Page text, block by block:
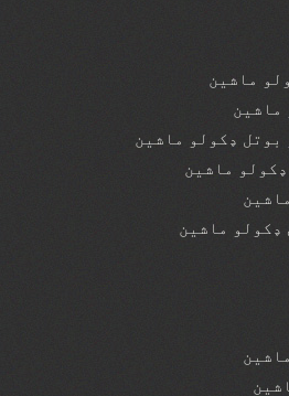
ماشین
ماشین
بوتل ډکولو ماشین
ماشین
ډکولو ماشین